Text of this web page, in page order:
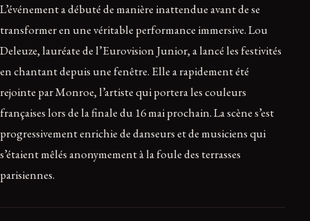
L’événement a débuté de manière inattendue avant de se
transformer en une véritable performance immersive. Lou
Deleuze, lauréate de l’Eurovision Junior, a lancé les festivités
en chantant depuis une fenêtre. Elle a rapidement été
rejointe par Monroe, l’artiste qui portera les couleurs
françaises lors de la finale du 16 mai prochain. La scène s’est
progressivement enrichie de danseurs et de musiciens qui
s’étaient mêlés anonymement à la foule des terrasses
parisiennes.